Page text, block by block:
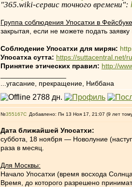
"365.wiki-сервис точного времени":
Группа соблюдения Упосатхи в
закрытая, если не можете подать
Соблюдение Упосатхи для мирян:
Упосатха сутта: https://suttacentral.net/
Принятие этических правил: http://
...угасание, прекращение, Ниббана
№355167 Добавлено: Пн 13 Ноя 17, 21:07 (9 лет
Дата ближайшей Упосатхи:
суббота, 18 ноября — Новолуние
раза в месяц.
Для Москвы:
Начало Упосатхи (время восхода
Время, до которого разрешено